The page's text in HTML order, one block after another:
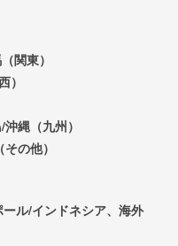
関東）
）
縄（九州）
の他）
ル/インドネシア、海外